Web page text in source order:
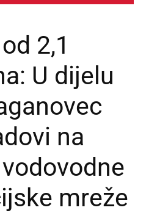
2,1
U dijelu
na
mreže